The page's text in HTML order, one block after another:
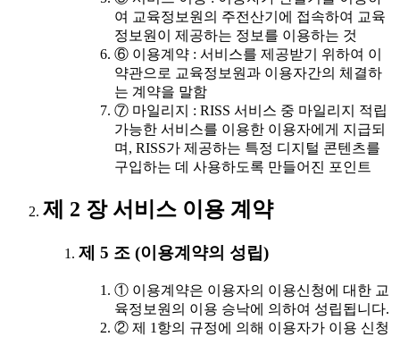
여 교육정보원의 주전산기에 접속하여 교육
정보원이 제공하는 정보를 이용하는 것
⑥ 이용계약 : 서비스를 제공받기 위하여 이
약관으로 교육정보원과 이용자간의 체결하
는 계약을 말함
⑦ 마일리지 : RISS 서비스 중 마일리지 적립
가능한 서비스를 이용한 이용자에게 지급되
며, RISS가 제공하는 특정 디지털 콘텐츠를
구입하는 데 사용하도록 만들어진 포인트
제 2 장 서비스 이용 계약
제 5 조 (이용계약의 성립)
① 이용계약은 이용자의 이용신청에 대한 교
육정보원의 이용 승낙에 의하여 성립됩니다.
② 제 1항의 규정에 의해 이용자가 이용 신청